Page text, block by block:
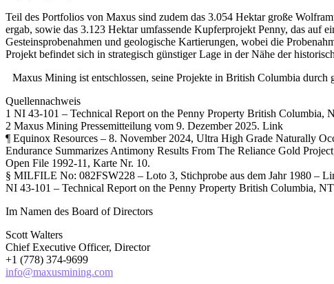
Teil des Portfolios von Maxus sind zudem das 3.054 Hektar große
ergab, sowie das 3.123 Hektar umfassende Kupferprojekt Penny, das auf
Gesteinsprobenahmen und geologische Kartierungen, wobei die
Projekt befindet sich in strategisch günstiger Lage in der Nähe der
Maxus Mining ist entschlossen, seine Projekte in British Columbia durch
Quellennachweis
1 NI 43-101 – Technical Report on the Penny Property British Columbia,
2 Maxus Mining Pressemitteilung vom 9. Dezember 2025. Link
¶ Equinox Resources – 8. November 2024, Ultra High Grade Naturally
Endurance Summarizes Antimony Results From The Reliance Gold
Open File 1992-11, Karte Nr. 10.
§ MILFILE No: 082FSW228 – Loto 3, Stichprobe aus dem Jahr 1980 –
NI 43-101 – Technical Report on the Penny Property British Columbia,
Im Namen des Board of Directors
Scott Walters
Chief Executive Officer, Director
+1 (778) 374-9699
info@maxusmining.com